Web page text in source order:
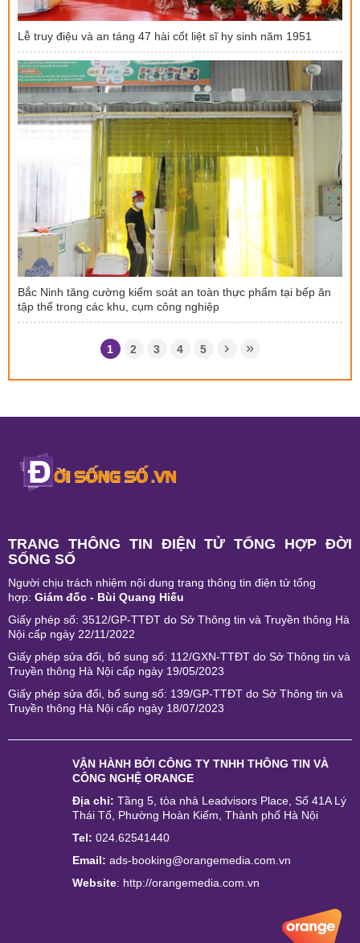
Lễ truy điệu và an táng 47 hài cốt liệt sĩ hy sinh năm 1951
Bắc Ninh tăng cường kiểm soát an toàn thực phẩm tại bếp ăn
tập thể trong các khu, cụm công nghiệp
1 2 3 4 5
TRANG THÔNG TIN ĐIỆN TỬ TỔNG HỢP ĐỜI
SỐNG SỐ
Người chịu trách nhiệm nội dung trang thông tin điện tử tổng
hợp: Giám đốc - Bùi Quang Hiếu
Giấy phép số: 3512/GP-TTĐT do Sở Thông tin và Truyền thông Hà
Nội cấp ngày 22/11/2022
Giấy phép sửa đổi, bổ sung số: 112/GXN-TTĐT do Sở Thông tin và
Truyền thông Hà Nội cấp ngày 19/05/2023
Giấy phép sửa đổi, bổ sung số: 139/GP-TTĐT do Sở Thông tin và
Truyền thông Hà Nội cấp ngày 18/07/2023
VẬN HÀNH BỞI CÔNG TY TNHH THÔNG TIN VÀ
CÔNG NGHỆ ORANGE
Địa chỉ: Tầng 5, tòa nhà Leadvisors Place, Số 41A Lý
Thái Tổ, Phường Hoàn Kiếm, Thành phố Hà Nội
Tel: 024.62541440
Email: ads-booking@orangemedia.com.vn
Website: http://orangemedia.com.vn